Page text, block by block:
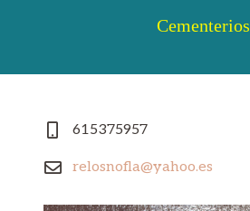
Cementerios
615375957
relosnofla@yahoo.es